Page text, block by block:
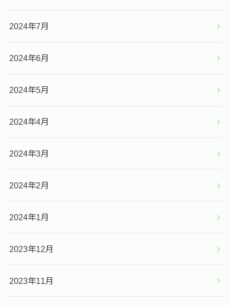
2024年7月
2024年6月
2024年5月
2024年4月
2024年3月
2024年2月
2024年1月
2023年12月
2023年11月